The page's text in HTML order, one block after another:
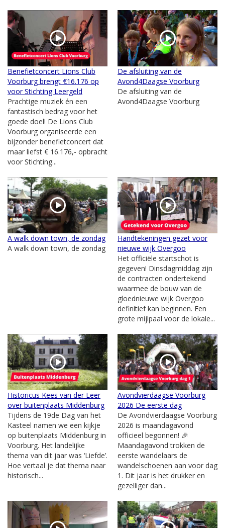
Benefietconcert Lions Club
Voorburg brengt €16.176 op
voor Stichting Leergeld
Prachtige muziek én een
fantastisch bedrag voor het
goede doel! De Lions Club
Voorburg organiseerde een
bijzonder benefietconcert dat
maar liefst € 16.176,- opbracht
voor Stichting...
De afsluiting van de
Avond4Daagse Voorburg
De afsluiting van de
Avond4Daagse Voorburg
A walk down town, de zondag
A walk down town, de zondag
Handtekeningen gezet voor
nieuwe wijk Overgoo
Het officiële startschot is
gegeven! Dinsdagmiddag zijn
de contracten ondertekend
waarmee de bouw van de
gloednieuwe wijk Overgoo
definitief kan beginnen. Een
grote mijlpaal voor de lokale...
Historicus Kees van der Leer
over buitenplaats Middenburg
Tijdens de 19de Dag van het
Kasteel namen we een kijkje
op buitenplaats Middenburg in
Voorburg. Het landelijke
thema van dit jaar was ‘Liefde’.
Hoe vertaal je dat thema naar
historisch...
Avondvierdaagse Voorburg
2026 De eerste dag
De Avondvierdaagse Voorburg
2026 is maandagavond
officieel begonnen! 🎉
Maandagavond trokken de
eerste wandelaars de
wandelschoenen aan voor dag
1. Dit jaar is het drukker en
gezelliger dan...